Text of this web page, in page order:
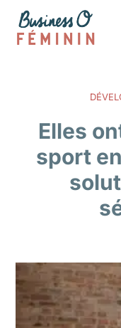
Elles
sport